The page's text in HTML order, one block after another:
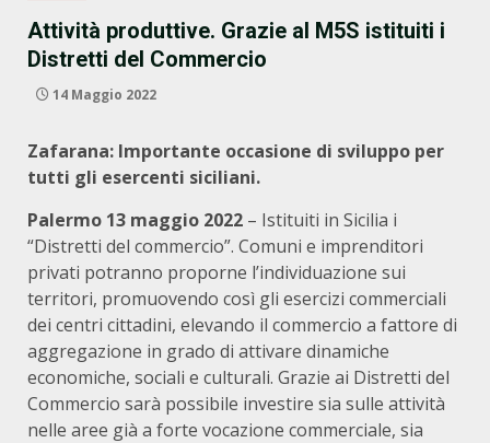
Attività produttive. Grazie al M5S istituiti i
Distretti del Commercio
14 Maggio 2022
Zafarana: Importante occasione di sviluppo per
tutti gli esercenti siciliani.
Palermo 13 maggio 2022 – Istituiti in Sicilia i
“Distretti del commercio”. Comuni e imprenditori
privati potranno proporne l’individuazione sui
territori, promuovendo così gli esercizi commerciali
dei centri cittadini, elevando il commercio a fattore di
aggregazione in grado di attivare dinamiche
economiche, sociali e culturali. Grazie ai Distretti del
Commercio sarà possibile investire sia sulle attività
nelle aree già a forte vocazione commerciale, sia